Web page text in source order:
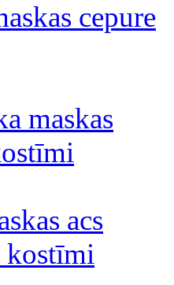
cepure
maskas
acs
kostīmi